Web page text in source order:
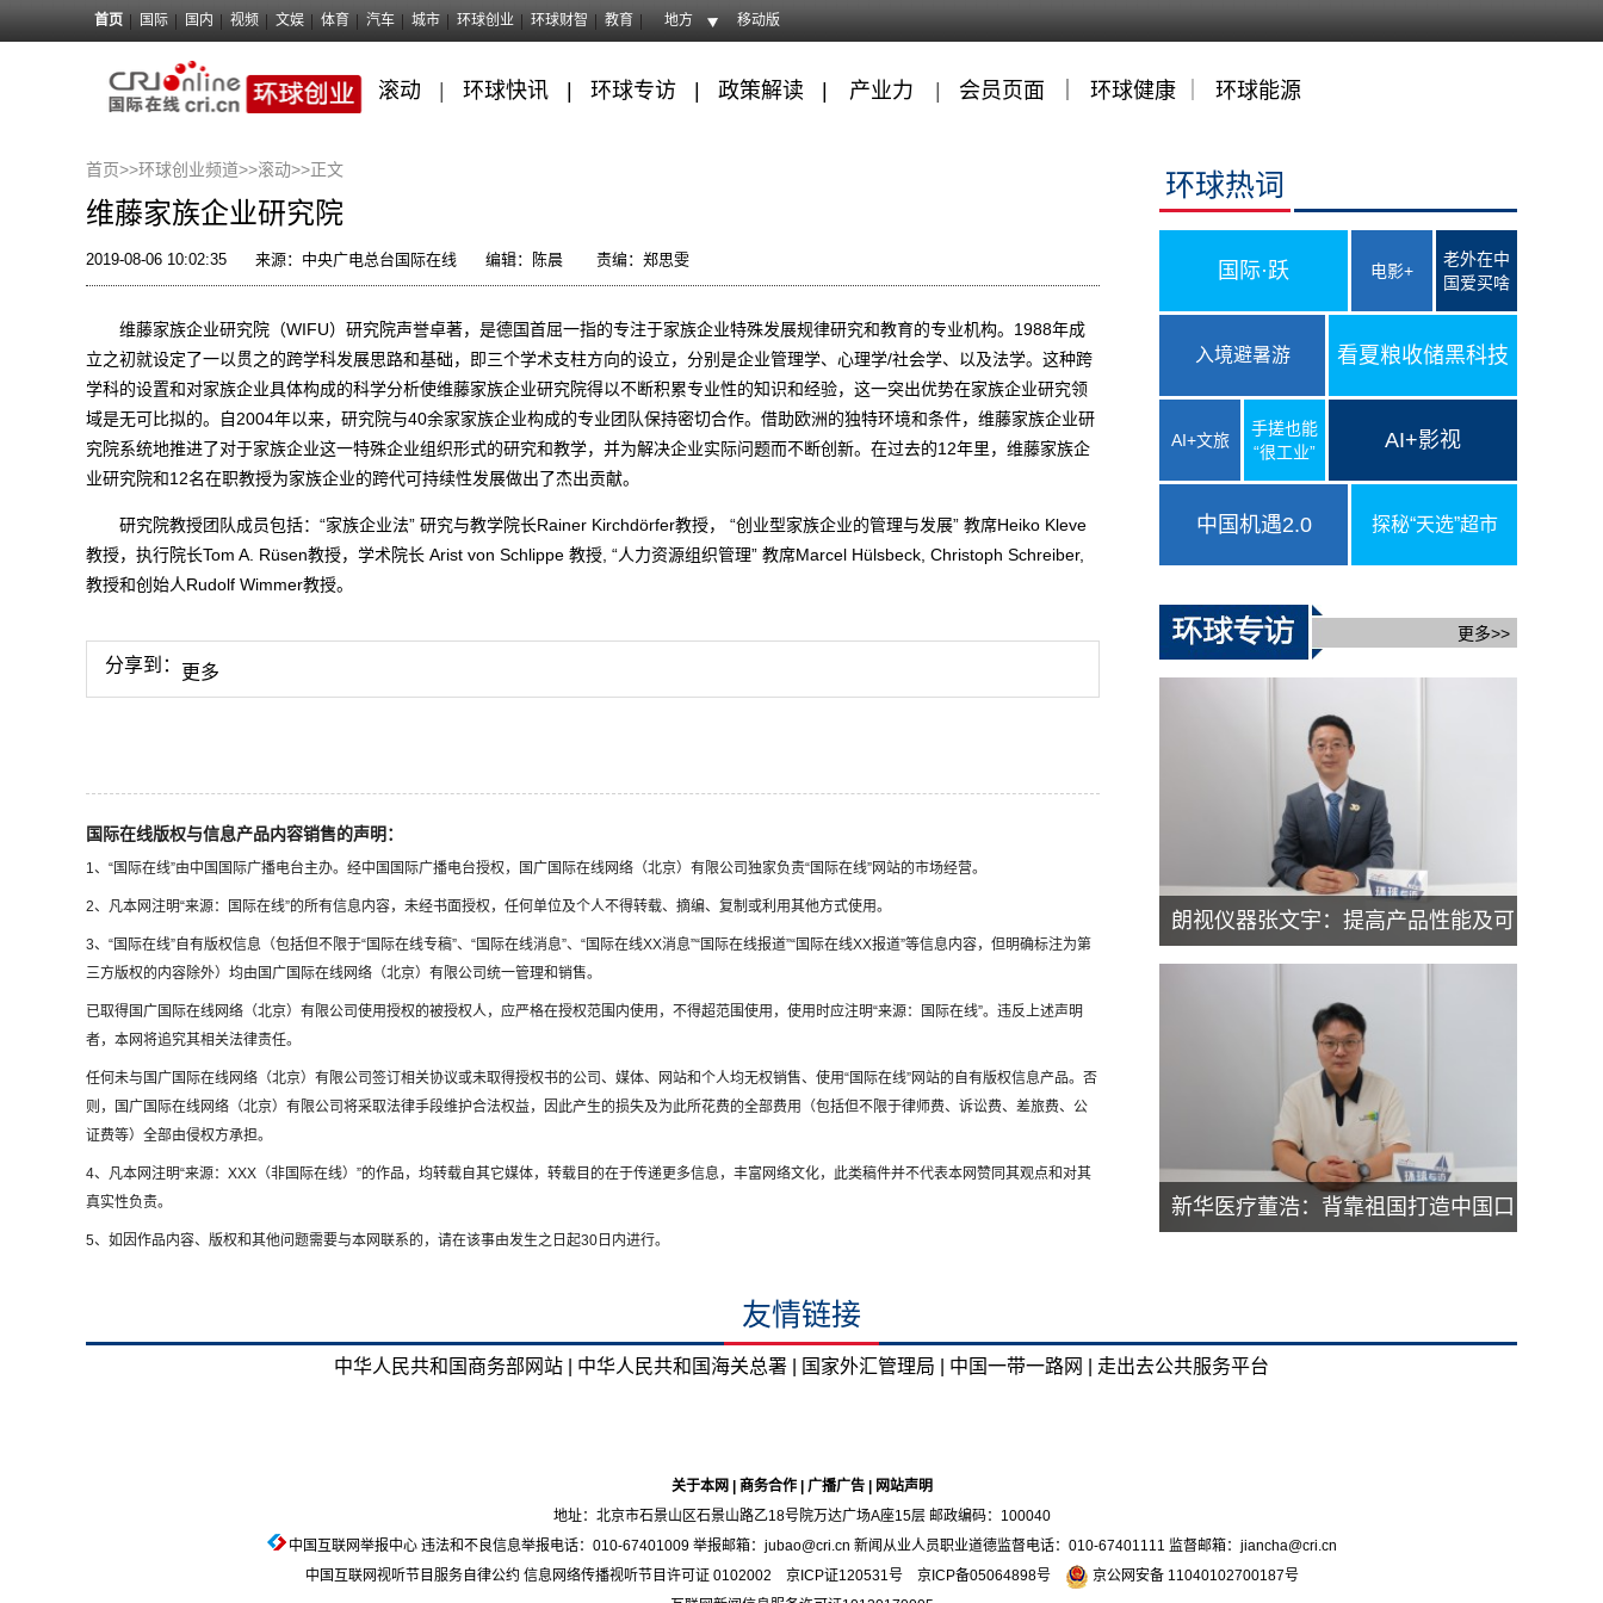
首页 国际 国内 视频 文娱 体育 汽车 城市 环球创业 环球财智 教育 地方 移动版
滚动 环球快讯 环球专访 政策解读 产业力 会员页面 环球健康 环球能源
首页>>环球创业频道>>滚动>>正文
维藤家族企业研究院
2019-08-06 10:02:35 来源：中央广电总台国际在线 编辑：陈晨 责编：郑思雯
维藤家族企业研究院（WIFU）研究院声誉卓著，是德国首屈一指的专注于家族企业特殊发展规律研究和教育的专业机构。1988年成
立之初就设定了一以贯之的跨学科发展思路和基础，即三个学术支柱方向的设立，分别是企业管理学、心理学/社会学、以及法学。这种跨
学科的设置和对家族企业具体构成的科学分析使维藤家族企业研究院得以不断积累专业性的知识和经验，这一突出优势在家族企业研究领
域是无可比拟的。自2004年以来，研究院与40余家家族企业构成的专业团队保持密切合作。借助欧洲的独特环境和条件，维藤家族企业研
究院系统地推进了对于家族企业这一特殊企业组织形式的研究和教学，并为解决企业实际问题而不断创新。在过去的12年里，维藤家族企
业研究院和12名在职教授为家族企业的跨代可持续性发展做出了杰出贡献。
研究院教授团队成员包括：“家族企业法” 研究与教学院长Rainer Kirchdörfer教授， “创业型家族企业的管理与发展” 教席Heiko Kleve
教授，执行院长Tom A. Rüsen教授，学术院长 Arist von Schlippe 教授, “人力资源组织管理” 教席Marcel Hülsbeck, Christoph Schreiber,
教授和创始人Rudolf Wimmer教授。
分享到： 更多
国际在线版权与信息产品内容销售的声明：
1、“国际在线”由中国国际广播电台主办。经中国国际广播电台授权，国广国际在线网络（北京）有限公司独家负责“国际在线”网站的市场经营。
2、凡本网注明“来源：国际在线”的所有信息内容，未经书面授权，任何单位及个人不得转载、摘编、复制或利用其他方式使用。
3、“国际在线”自有版权信息（包括但不限于“国际在线专稿”、“国际在线消息”、“国际在线XX消息”“国际在线报道”“国际在线XX报道”等信息内容，但明确标注为第
三方版权的内容除外）均由国广国际在线网络（北京）有限公司统一管理和销售。
已取得国广国际在线网络（北京）有限公司使用授权的被授权人，应严格在授权范围内使用，不得超范围使用，使用时应注明“来源：国际在线”。违反上述声明
者，本网将追究其相关法律责任。
任何未与国广国际在线网络（北京）有限公司签订相关协议或未取得授权书的公司、媒体、网站和个人均无权销售、使用“国际在线”网站的自有版权信息产品。否
则，国广国际在线网络（北京）有限公司将采取法律手段维护合法权益，因此产生的损失及为此所花费的全部费用（包括但不限于律师费、诉讼费、差旅费、公
证费等）全部由侵权方承担。
4、凡本网注明“来源：XXX（非国际在线）”的作品，均转载自其它媒体，转载目的在于传递更多信息，丰富网络文化，此类稿件并不代表本网赞同其观点和对其
真实性负责。
5、如因作品内容、版权和其他问题需要与本网联系的，请在该事由发生之日起30日内进行。
环球热词
国际·跃 电影+
老外在中
国爱买啥
入境避暑游 看夏粮收储黑科技
AI+文旅
手搓也能
“很工业”
AI+影视
中国机遇2.0 探秘“天选”超市
更多>>
朗视仪器张文宇：提高产品性能及可
靠性 是走出国门的底气
新华医疗董浩：背靠祖国打造中国口
友情链接
中华人民共和国商务部网站 | 中华人民共和国海关总署 | 国家外汇管理局 | 中国一带一路网 | 走出去公共服务平台
关于本网 商务合作| 广播广告|
网站声明
地址：北京市石景山区石景山路乙18号院万达广场A座15层 邮政编码：100040
中国互联网举报中心违法和不良信息举报电话：010-67401009 举报邮箱：jubao@cri.cn 新闻从业人员职业道德监督电话：010-67401111 监督邮箱：jiancha@cri.cn
中国互联网视听节目服务自律公约 信息网络传播视听节目许可证 0102002 京ICP证120531号 京ICP备05064898号
京公网安备 11040102700187号